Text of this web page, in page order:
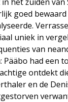
goed
uniek in
van
Pääbo had een
ontdekt
en de